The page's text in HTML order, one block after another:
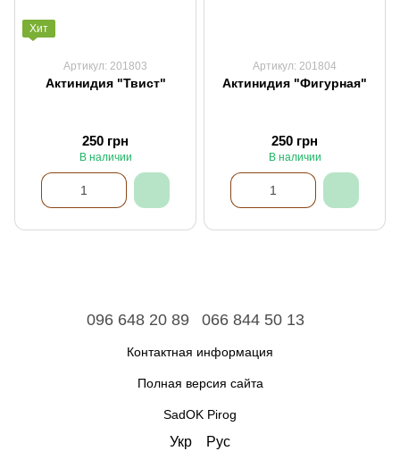
Хит
Артикул: 201803
Актинидия "Твист"
250 грн
В наличии
Артикул: 201804
Актинидия "Фигурная"
250 грн
В наличии
096 648 20 89 066 844 50 13
Контактная информация
Полная версия сайта
SadOK Pirog
Укр Рус